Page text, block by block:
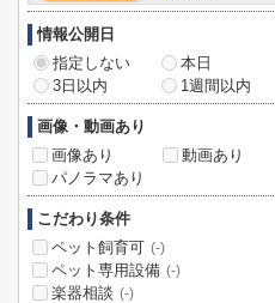
情報公開日
指定しない
本日
3日以内
1週間以内
画像・動画あり
画像あり
動画あり
パノラマあり
こだわり条件
ペット飼育可 (-)
ペット専用設備 (-)
楽器相談 (-)